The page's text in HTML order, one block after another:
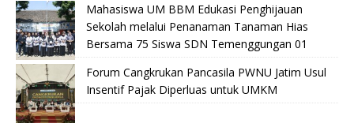
Mahasiswa UM BBM Edukasi Penghijauan
Sekolah melalui Penanaman Tanaman Hias
Bersama 75 Siswa SDN Temenggungan 01
Forum Cangkrukan Pancasila PWNU Jatim Usul
Insentif Pajak Diperluas untuk UMKM